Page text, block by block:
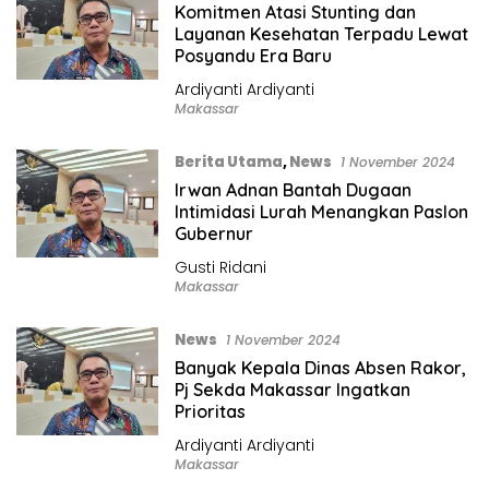
Komitmen Atasi Stunting dan
Layanan Kesehatan Terpadu Lewat
Posyandu Era Baru
Ardiyanti Ardiyanti
Makassar
Berita Utama,News 1 November 2024
Irwan Adnan Bantah Dugaan
Intimidasi Lurah Menangkan Paslon
Gubernur
Gusti Ridani
Makassar
News 1 November 2024
Banyak Kepala Dinas Absen Rakor,
Pj Sekda Makassar Ingatkan
Prioritas
Ardiyanti Ardiyanti
Makassar